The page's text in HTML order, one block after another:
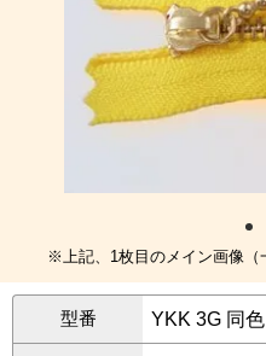
※上記、1枚目のメイン画像（
型番 YKK 3G 同色